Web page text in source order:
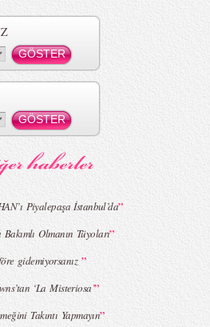
MBFWI - Zeynep Erdoğan 2015 Yaz
MBFWI - Burçe Bekrek 2015 Yaz Koleksiyonu
Piyalepaşa İstanbul’da”
Olmanın Tüyoları”
gidemiyorsanız ”
‘La Misteriosa’”
Takıntı Yapmayın”